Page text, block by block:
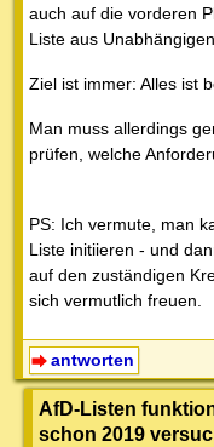
auch auf die vorderen
Liste aus
Ziel ist immer: Alles ist
Man muss allerdings
prüfen, welche
PS: Ich vermute, man
Liste initiieren - und
auf den zuständigen
sich vermutlich freuen.
antworten
AfD-Listen
schon 2019